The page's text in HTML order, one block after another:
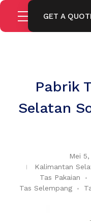
GET A
Pabrik
Selatan
Mei
Kalimantan
Tas Pakaian
Tas Selempang